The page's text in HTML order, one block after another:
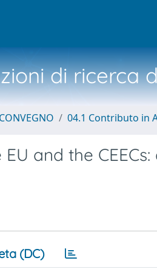
di ricerca
04.1 Contributo in
and the
(DC)